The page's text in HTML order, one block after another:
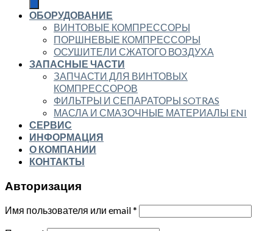
ОБОРУДОВАНИЕ
ВИНТОВЫЕ КОМПРЕССОРЫ
ПОРШНЕВЫЕ КОМПРЕССОРЫ
ОСУШИТЕЛИ СЖАТОГО ВОЗДУХА
ЗАПАСНЫЕ ЧАСТИ
ЗАПЧАСТИ ДЛЯ ВИНТОВЫХ
КОМПРЕССОРОВ
ФИЛЬТРЫ И СЕПАРАТОРЫ SOTRAS
МАСЛА И СМАЗОЧНЫЕ МАТЕРИАЛЫ ENI
СЕРВИС
ИНФОРМАЦИЯ
О КОМПАНИИ
КОНТАКТЫ
Авторизация
Имя пользователя или email*